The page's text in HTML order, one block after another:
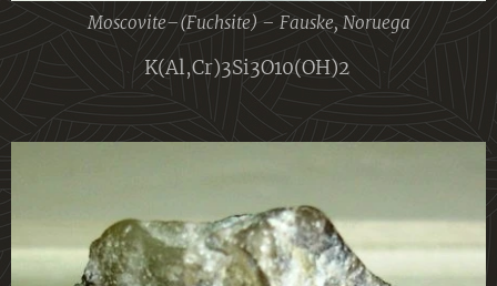
Moscovite–(Fuchsite) – Fauske, Noruega
K(Al,Cr)3Si3O10(OH)2